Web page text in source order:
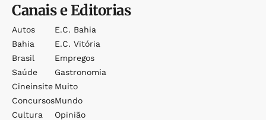
Canais e Editorias
Autos
Bahia
Brasil
Saúde
Cineinsite
Concursos
Cultura
E.c. Bahia
E.c. Vitória
Empregos
Gastronomia
Muito
Mundo
Opinião